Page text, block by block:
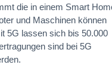
die in einem Smart
und Maschinen können
5G lassen sich bis 50.000
sind bei 5G